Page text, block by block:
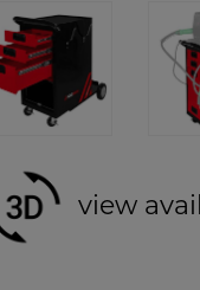
view